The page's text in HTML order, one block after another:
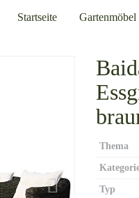
Startseite Gartenmöbel
Thema
Typ